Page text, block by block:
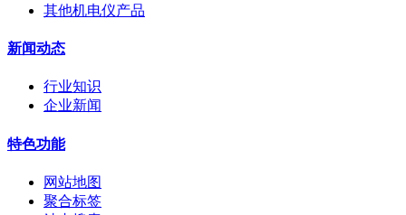
其他机电仪产品
新闻动态
行业知识
企业新闻
特色功能
网站地图
聚合标签